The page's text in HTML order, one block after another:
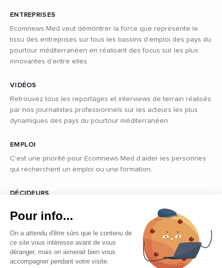
ENTREPRISES
Ecomnews Med veut démontrer la force que représente le
tissu des entreprises sur tous les bassins d’emploi des pays du
pourtour méditerranéen en réalisant des focus sur les plus
innovantes d’entre elles.
VIDÉOS
Retrouvez tous les reportages et interviews de terrain réalisés
par nos journalistes professionnels sur les acteurs les plus
dynamiques des pays du pourtour méditerranéen.
EMPLOI
C’est une priorité pour Ecomnews Med d’aider les personnes
qui recherchent un emploi ou une formation.
DÉCIDEURS
Quels sont les décideurs qui font l’actualité économique et
politique des pays du pourtour de la Méditerranée.
Pour info...
On a attendu d'être sûrs que le contenu de
ce site vous intéresse avant de vous
déranger, mais on aimerait bien vous
accompagner pendant votre visite.